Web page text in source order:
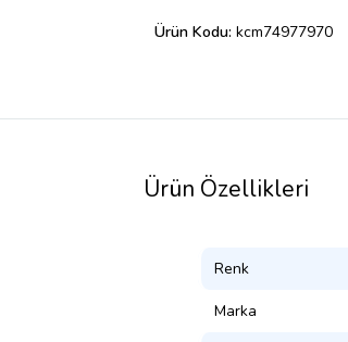
Ürün Kodu: kcm74977970
Ürün Özellikleri
Renk
Marka